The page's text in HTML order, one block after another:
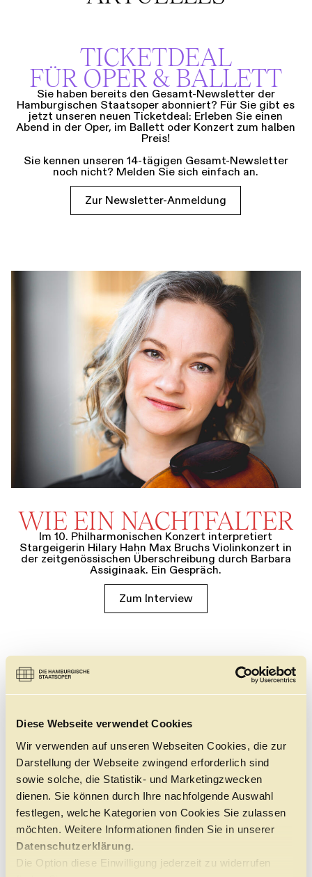
Diese Webseite verwendet Cookies
Wir verwenden auf unseren Webseiten Cookies, die zur
Darstellung der Webseite zwingend erforderlich sind
sowie solche, die Statistik- und Marketingzwecken
dienen. Sie können durch Ihre nachfolgende Auswahl
festlegen, welche Kategorien von Cookies Sie zulassen
möchten. Weitere Informationen finden Sie in unserer
Datenschutzerklärung.
Die Option diese Einwilligung jederzeit zu widerrufen
TICKETDEAL
FÜR OPER & BALLETT
Sie haben bereits den Gesamt-Newsletter der
Hamburgischen Staatsoper abonniert? Für Sie gibt es
jetzt unseren neuen Ticketdeal: Erleben Sie einen
Abend in der Oper, im Ballett oder Konzert zum halben
Preis!
Sie kennen unseren 14-tägigen Gesamt-Newsletter
noch nicht? Melden Sie sich einfach an.
Zur Newsletter-Anmeldung
WIE EIN NACHTFALTER
Im 10. Philharmonischen Konzert interpretiert
Stargeigerin Hilary Hahn Max Bruchs Violinkonzert in
der zeitgenössischen Überschreibung durch Barbara
Assiginaak. Ein Gespräch.
Zum Interview